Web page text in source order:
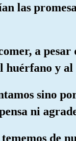
las
a
huérfano y
sino
ni
de